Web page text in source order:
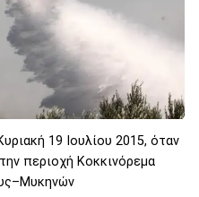
19 Ιουλίου 2015, όταν
περιοχή Κοκκινόρεμα